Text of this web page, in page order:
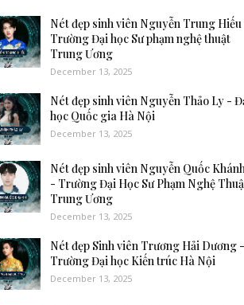
Nét đẹp sinh viên Nguyễn Trung
Trường Đại học Sư phạm nghệ thuật
Trung Ương
December 13, 2025
Nét đẹp sinh viên Nguyễn Thảo Ly -
học Quốc gia Hà Nội
December 13, 2025
Nét đẹp sinh viên Nguyễn Quốc
- Trường Đại Học Sư Phạm Nghệ
Trung Ương
December 13, 2025
Nét đẹp Sinh viên Trương Hải Dương -
Trường Đại học Kiến trúc Hà Nội
December 13, 2025